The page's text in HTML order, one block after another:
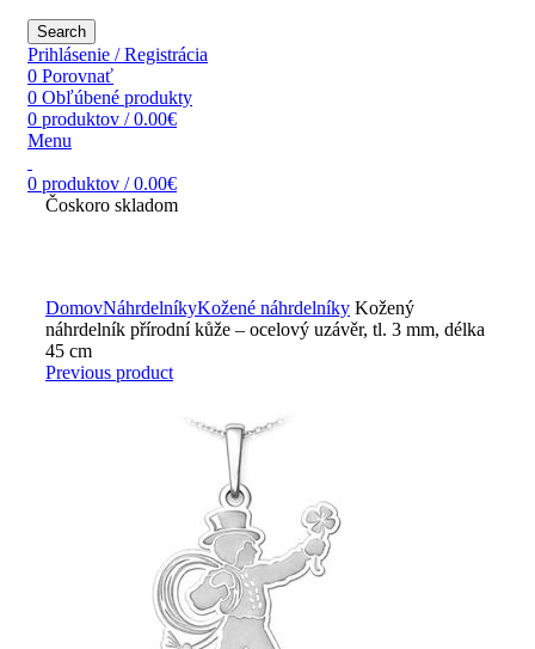
Search
Prihlásenie / Registrácia
0 Porovnať
0 Obľúbené produkty
0 produktov / 0.00€
Menu
0 produktov / 0.00€
Čoskoro skladom
DomovNáhrdelníkyKožené náhrdelníky Kožený
náhrdelník přírodní kůže – ocelový uzávěr, tl. 3 mm, délka
45 cm
Previous product